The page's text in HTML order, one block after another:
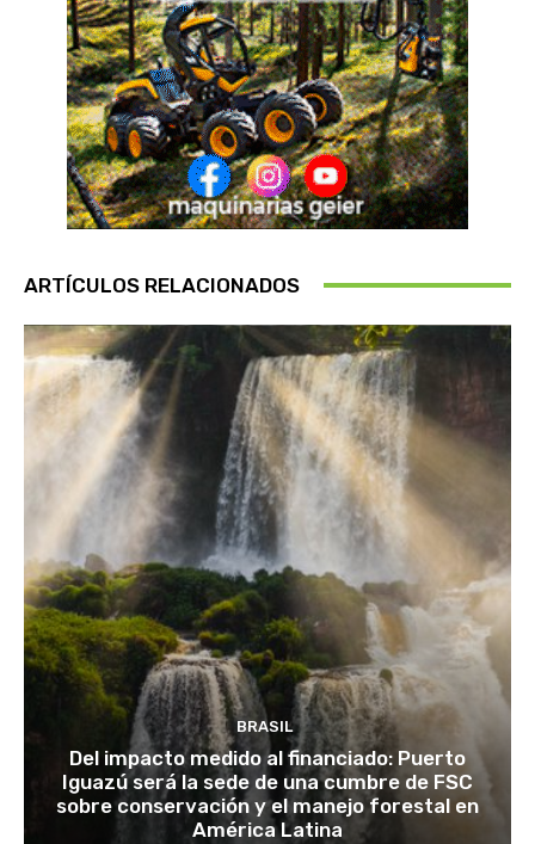
ARTÍCULOS RELACIONADOS
BRASIL
Del impacto medido al financiado: Puerto
Iguazú será la sede de una cumbre de FSC
sobre conservación y el manejo forestal en
América Latina